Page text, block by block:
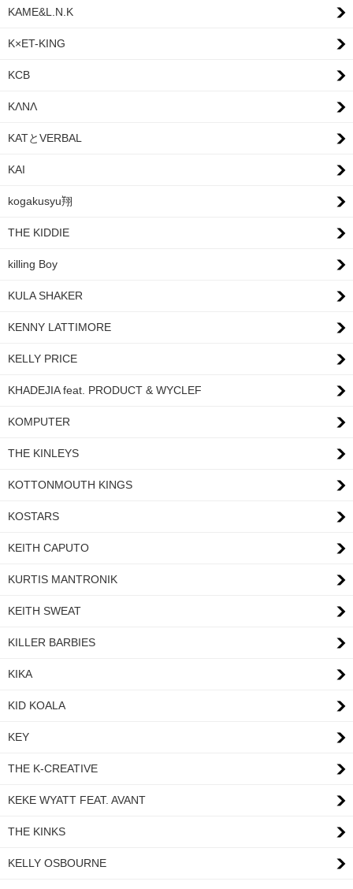
KAME&L.N.K
K×ET-KING
KCB
KΛNΛ
KATとVERBAL
KAI
kogakusyu翔
THE KIDDIE
killing Boy
KULA SHAKER
KENNY LATTIMORE
KELLY PRICE
KHADEJIA feat. PRODUCT & WYCLEF
KOMPUTER
THE KINLEYS
KOTTONMOUTH KINGS
KOSTARS
KEITH CAPUTO
KURTIS MANTRONIK
KEITH SWEAT
KILLER BARBIES
KIKA
KID KOALA
KEY
THE K-CREATIVE
KEKE WYATT FEAT. AVANT
THE KINKS
KELLY OSBOURNE